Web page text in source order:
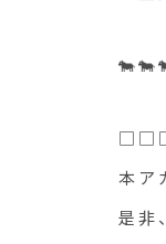
本ア
是非